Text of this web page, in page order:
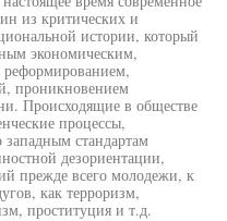
из критических и
истории, который
экономическим,
проникновением
Происходящие в обществе
процессы,
стандартам
дезориентации,
прежде всего молодежи, к
как терроризм,
проституция и т.д.